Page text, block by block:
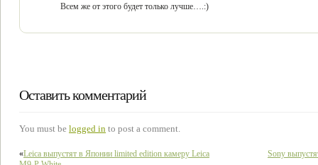
Всем же от этого будет только лучше….:)
Оставить комментарий
You must be logged in to post a comment.
«Leica выпустят в Японии limited edition камеру Leica
Sony